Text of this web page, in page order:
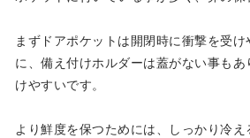
まずドアポケットは開閉時に衝撃を受
に、備え付けホルダーは蓋がない事も
けやすいです。
より鮮度を保つためには、しっかり冷